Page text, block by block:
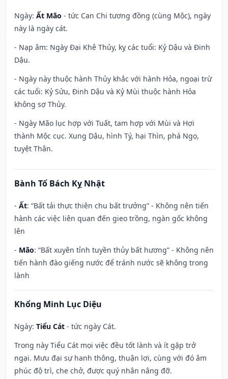
Ngày: Ất Mão - tức Can Chi tương đồng (cùng Mộc), ngày
này là ngày cát.
- Nạp âm: Ngày Đại Khê Thủy, kỵ các tuổi: Kỷ Dậu và Đinh
Dậu.
- Ngày này thuộc hành Thủy khắc với hành Hỏa, ngoại trừ
các tuổi: Kỷ Sửu, Đinh Dậu và Kỷ Mùi thuộc hành Hỏa
không sợ Thủy.
- Ngày Mão lục hợp với Tuất, tam hợp với Mùi và Hợi
thành Mộc cục. Xung Dậu, hình Tý, hại Thìn, phá Ngọ,
tuyệt Thân.
Bành Tổ Bách Kỵ Nhật
- Ất: “Bất tải thực thiên chu bất trưởng” - Không nên tiến
hành các việc liên quan đến gieo trồng, ngàn gốc không
lên
- Mão: “Bất xuyên tỉnh tuyền thủy bất hương” - Không nên
tiến hành đào giếng nước để tránh nước sẽ không trong
lành
Khổng Minh Lục Diệu
Ngày: Tiểu Cát - tức ngày Cát.
Trong này Tiểu Cát mọi việc đều tốt lành và ít gặp trở
ngại. Mưu đại sự hanh thông, thuận lợi, cùng với đó âm
phúc độ trì, che chở, được quý nhân nâng đỡ.